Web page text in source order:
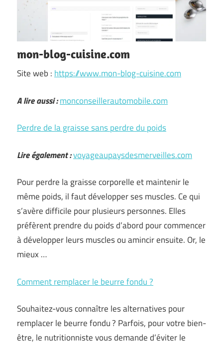
mon-blog-cuisine.com
Site web : https://www.mon-blog-cuisine.com
A lire aussi :monconseillerautomobile.com
Perdre de la graisse sans perdre du poids
Lire également :voyageaupaysdesmerveilles.com
Pour perdre la graisse corporelle et maintenir le
même poids, il faut développer ses muscles. Ce qui
s’avère difficile pour plusieurs personnes. Elles
préfèrent prendre du poids d’abord pour commencer
à développer leurs muscles ou amincir ensuite. Or, le
mieux …
Comment remplacer le beurre fondu ?
Souhaitez-vous connaître les alternatives pour
remplacer le beurre fondu ? Parfois, pour votre bien-
être, le nutritionniste vous demande d’éviter le